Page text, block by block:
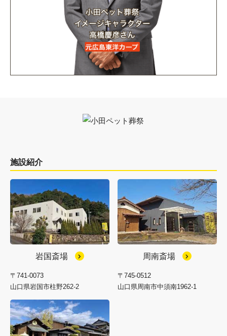
施設紹介
岩国斎場
〒741-0073
山口県岩国市柱野262-2
周南斎場
〒745-0512
山口県周南市中須南1962-1